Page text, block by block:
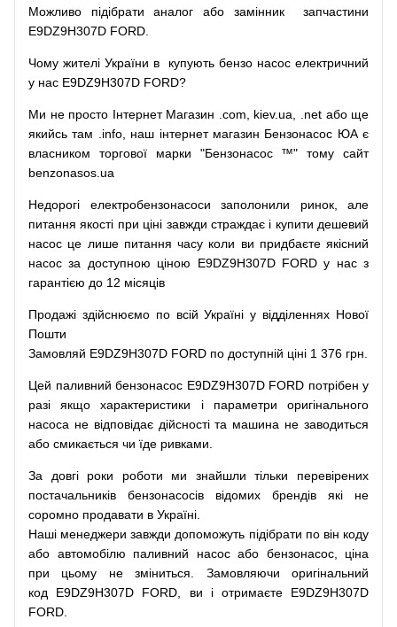
Можливо
підібрати аналог або замінникзапчастини
E9DZ9H307D FORD.
Чому жителі України в купують бензо насос електричний
у нас E9DZ9H307D FORD?
Ми не просто Інтернет Магазин .com kiev.ua .net або ще
якийсь там .info, наш інтернет магазин Бензонасос ЮА є
власником
торгової марки "Бензонасос ™" тому
сайт
benzonasos.ua
Недорогі електробензонасоси заполонили ринок,
але
питання якості при ціні завжди страждає і купити дешевий
насос це лише питання часу коли ви придбаєте якісний
насос за доступною ціною E9DZ9H307D FORD у нас з
гарантією до 12 місяців
Продажі здійснюємо по всій Україні у відділеннях Нової
Пошти
Замовляй E9DZ9H307D FORD по доступній ціні 1 376 грн.
Цей паливний бензонасос E9DZ9H307D FORD потрібен у
разі
якщо характеристики і параметри
оригінального
насоса не відповідає дійсності та машина не заводиться
або смикається чи їде ривками
За довгі роки роботи ми знайшли тільки
перевірених
постачальників
бензонасосів відомих брендів які
не
соромно продавати в Україні.
Наші менеджери завжди допоможуть підібрати по він коду
або автомобілю паливний насос або бензонасос,
ціна
при
цьому не зміниться Замовляючи
оригінальний
код E9DZ9H307D FORD, ви і отримаєте E9DZ9H307D
FORD.